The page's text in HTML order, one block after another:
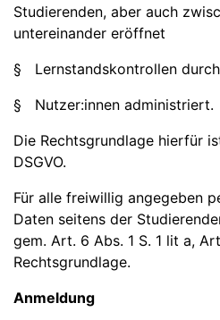
Studierenden, aber auch
untereinander eröffnet
§ Lernstandskontrollen
§ Nutzer:innen administriert.
Die Rechtsgrundlage hierfür
DSGVO.
Für alle freiwillig angegeben
Daten seitens der
gem. Art. 6 Abs. 1 S. 1 lit a,
Rechtsgrundlage.
Anmeldung